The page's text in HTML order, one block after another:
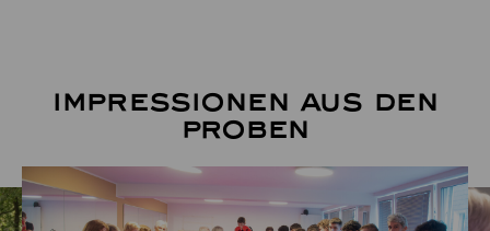
Impressionen aus den
Proben